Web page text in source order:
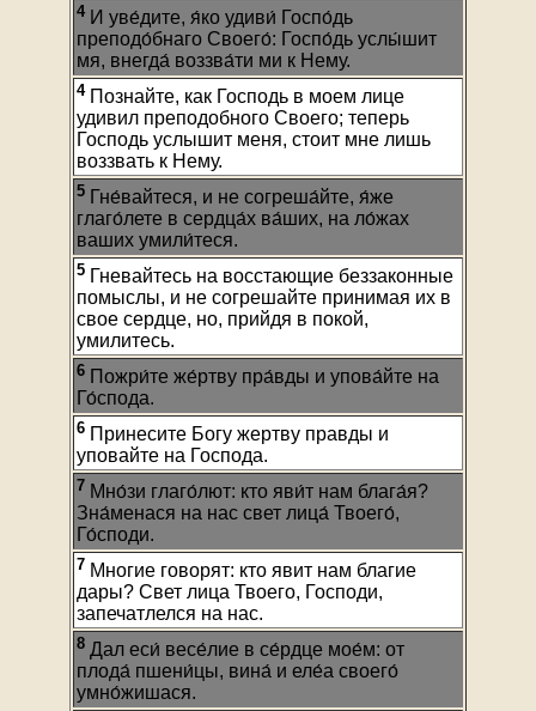
4 И уве́дите, я́ко удиви́ Госпо́дь
преподо́бнаго Своего́: Госпо́дь услы́шит
мя, внегда́ воззва́ти ми к Нему.
4Познайте, как Господь в моем лице
удивил преподобного Своего; теперь
Господь услышит меня, стоит мне лишь
воззвать к Нему.
5 Гне́вайтеся, и не согреша́йте, я́же
глаго́лете в сердца́х ва́ших, на ло́жах
ваших умили́теся.
5 Гневайтесь на восстающие беззаконные
помыслы, и не согрешайте принимая их в
свое сердце, но, прийдя в покой,
умилитесь.
6 Пожри́те же́ртву пра́вды и упова́йте на
Го́спода.
6 Принесите Богу жертву правды и
уповайте на Господа.
7 Мно́зи глаго́лют: кто яви́т нам блага́я?
Зна́менася на нас свет лица́ Твоего́,
Го́споди.
7 Многие говорят: кто явит нам благие
дары? Свет лица Твоего, Господи,
запечатлелся на нас.
8 Дал еси́ весе́лие в се́рдце мое́м: от
плода́ пшени́цы, вина́ и еле́а своего́
умно́жишася.